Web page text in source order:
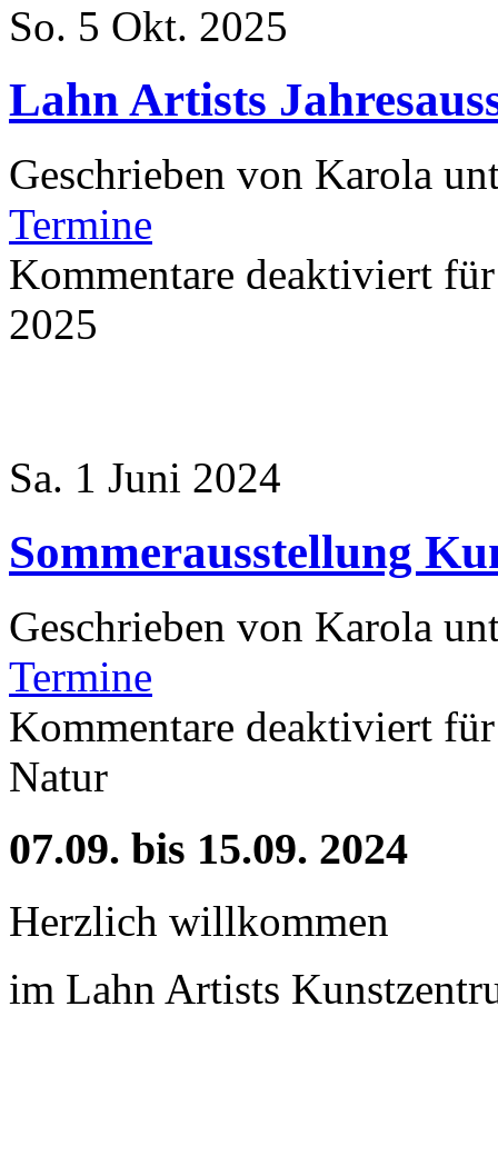
So. 5 Okt. 2025
Lahn Artists
Geschrieben von Karola
Termine
Kommentare deaktiviert
2025
Sa. 1 Juni 2024
Sommerausstellung
Geschrieben von Karola
Termine
Kommentare deaktiviert
Natur
07.09. bis 15.09. 2024
Herzlich willkommen
im Lahn Artists